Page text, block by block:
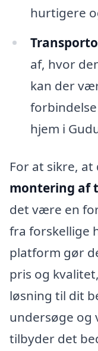
hurtigere
af, hvor
kan der
hjem i
For at sikre,
montering af
det være en
fra forskellige
platform gør
pris og
løsning til dit
undersøge og
tilbyder det